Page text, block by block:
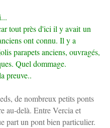
toutprès d'ici il y avait un
ont connu. Il y a
parapets anciens, ouvragés,
Quel dommage.
preuve..
de nombreux petits ponts
au-delà. Entre Vercia et
part un pont bien particulier.